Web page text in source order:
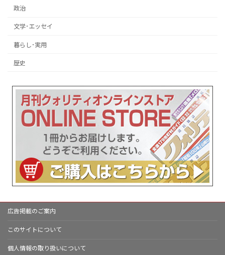
政治
文学･エッセイ
暮らし･実用
歴史
広告掲載のご案内
このサイトについて
個人情報の取り扱いについて